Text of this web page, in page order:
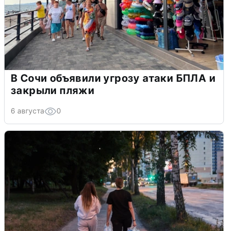
В Сочи объявили угрозу атаки БПЛА и
закрыли пляжи
6 августа 0